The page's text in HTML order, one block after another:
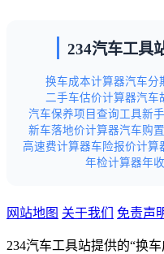
234汽车工具
换车成本计算器汽车分
二手车估价计算器汽车
汽车保养项目查询工具新
新车落地价计算器汽车购
高速费计算器车险报价计算
年检计算器年
网站地图 关于我们 免责声
234汽车工具站提供的“换